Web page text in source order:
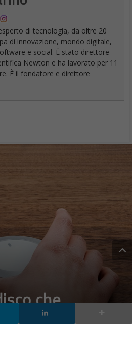
di tecnologia, da oltre 20
di innovazione, mondo digitale,
e social. È stato direttore
Newton e ha lavorato per 11
È il fondatore e direttore
che
i
casa / IoT